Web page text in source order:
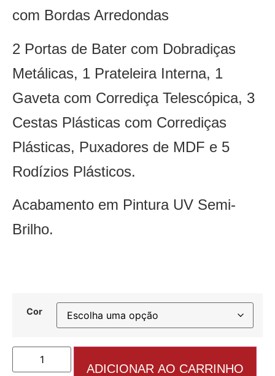
com Bordas Arredondas
2 Portas de Bater com Dobradiças
Metálicas, 1 Prateleira Interna, 1
Gaveta com Corrediça Telescópica, 3
Cestas Plásticas com Corrediças
Plásticas, Puxadores de MDF e 5
Rodízios Plásticos.
Acabamento em Pintura UV Semi-
Brilho.
Cor
ADICIONAR AO CARRINHO